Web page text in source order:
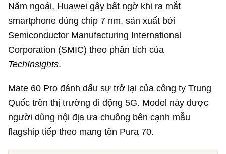
Năm ngoái, Huawei gây bất ngờ khi ra mắt
smartphone dùng chip 7 nm, sản xuất bởi
Semiconductor Manufacturing International
Corporation (SMIC) theo phân tích của
TechInsights.
Mate 60 Pro đánh dấu sự trở lại của công ty Trung
Quốc trên thị trường di động 5G. Model này được
người dùng nội địa ưa chuông bên cạnh mẫu
flagship tiếp theo mang tên Pura 70.